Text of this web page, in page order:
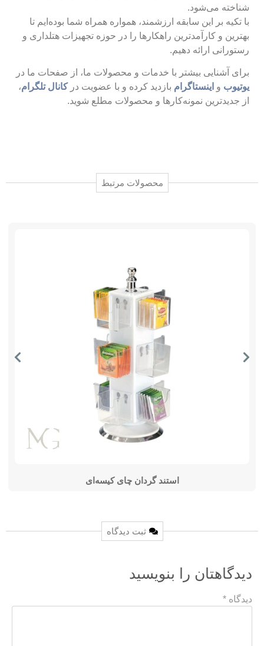
شناخته می‌شود.
با تکیه بر این سابقه ارزشمند، همواره همراه شما بوده‌ایم تا
بهترین و کارآمدترین راهکارها را در حوزه تجهیزات هتلداری و
رستورانی ارائه دهیم.
برای آشنایی بیشتر با خدمات و محصولات ما، از صفحات ما در
یوتیوب و اینستاگرام بازدید کرده و با عضویت در کانال تلگرام،
از جدیدترین نمونه‌کارها و محصولات مطلع شوید.
محصولات مرتبط
استند گردان چای کیسه‌ای
ثبت دیدگاه
دیدگاهتان را بنویسید
دیدگاه *